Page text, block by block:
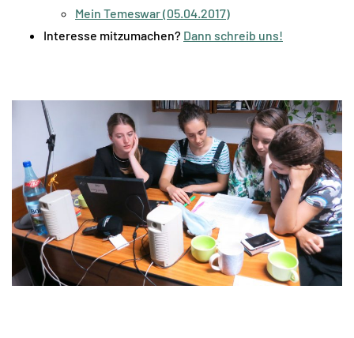
Mein Temeswar (05.04.2017)
Interesse mitzumachen? Dann schreib uns!